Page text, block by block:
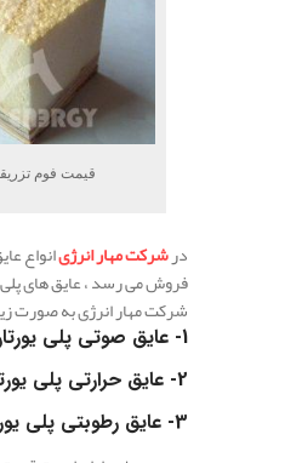
قیمت فوم
درشرکت مهار انرژیانواع
فروش می رسد ، عایق های
شرکت مهار انرژی به صورت
1- عایق صوتی پلی
2- عایق حرارتی پلی
3- عایق رطوبتی پلی